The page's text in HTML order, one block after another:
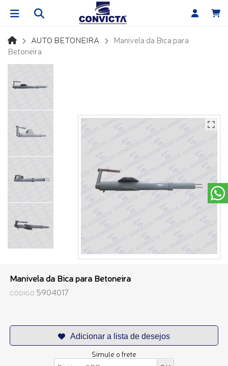
AUTO BETONEIRA
Manivela da Bica para
Betoneira
Manivela da Bica para Betoneira
CÓDIGO 5904017
Simule o frete